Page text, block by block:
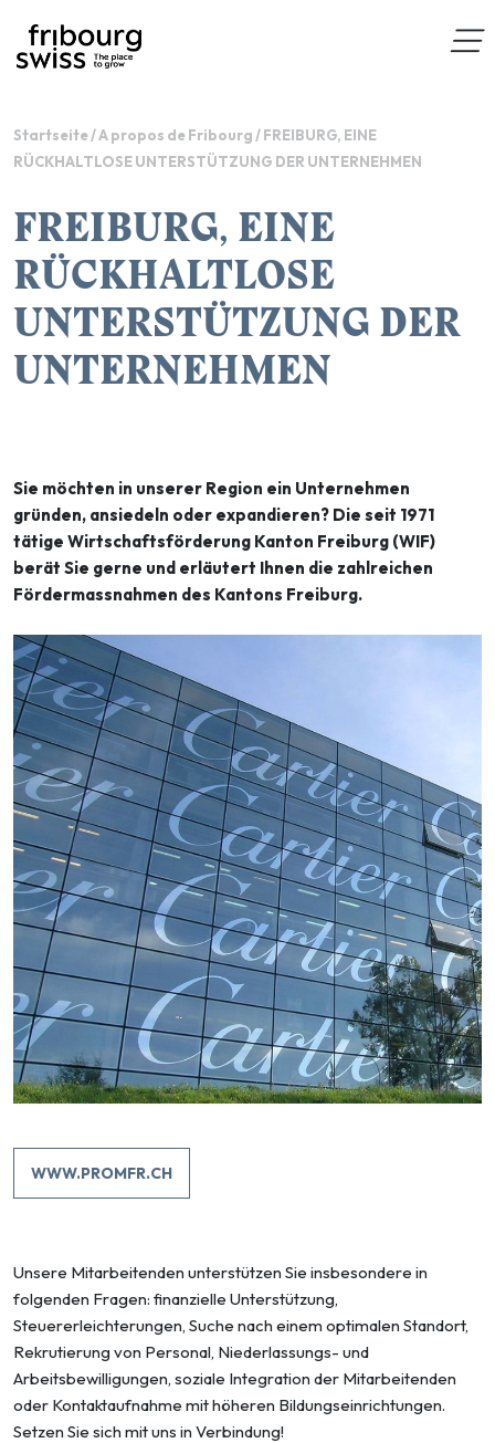
Startseite/A propos de Fribourg /FREIBURG, EINE
RÜCKHALTLOSE UNTERSTÜTZUNG DER UNTERNEHMEN
FREIBURG, EINE
RÜCKHALTLOSE
UNTERSTÜTZUNG DER
UNTERNEHMEN
Sie möchten in unserer Region ein Unternehmen
gründen, ansiedeln oder expandieren? Die seit 1971
tätige Wirtschaftsförderung Kanton Freiburg (WIF)
berät Sie gerne und erläutert Ihnen die zahlreichen
Fördermassnahmen des Kantons Freiburg.
WWW.PROMFR.CH
Unsere Mitarbeitenden unterstützen Sie insbesondere in
folgenden Fragen: finanzielle Unterstützung,
Steuererleichterungen, Suche nach einem optimalen Standort,
Rekrutierung von Personal, Niederlassungs- und
Arbeitsbewilligungen, soziale Integration der Mitarbeitenden
oder Kontaktaufnahme mit höheren Bildungseinrichtungen.
Setzen Sie sich mit uns in Verbindung!